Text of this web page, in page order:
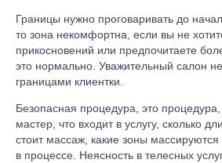
Границы нужно проговаривать до
то зона некомфортна, если вы не
прикосновений или предпочитаете
это нормально. Уважительный салон
границами клиентки.
Безопасная процедура, это
мастер, что входит в услугу, сколько
стоит массаж, какие зоны
в процессе. Неясность в телесных